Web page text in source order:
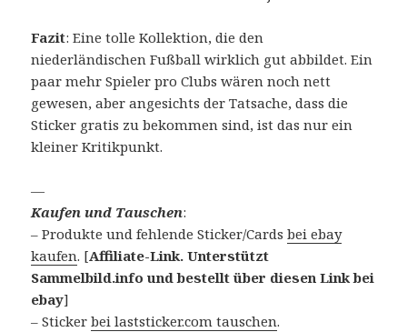
Fazit: Eine tolle Kollektion, die den
niederländischen Fußball wirklich gut abbildet. Ein
paar mehr Spieler pro Clubs wären noch nett
gewesen, aber angesichts der Tatsache, dass die
Sticker gratis zu bekommen sind, ist das nur ein
kleiner Kritikpunkt.
—
Kaufen und Tauschen:
– Produkte und fehlende Sticker/Cardsbei ebay
kaufen. [Affiliate-Link. Unterstützt
Sammelbild.info und bestellt über diesen Link bei
ebay]
– Stickerbei laststicker.com tauschen.